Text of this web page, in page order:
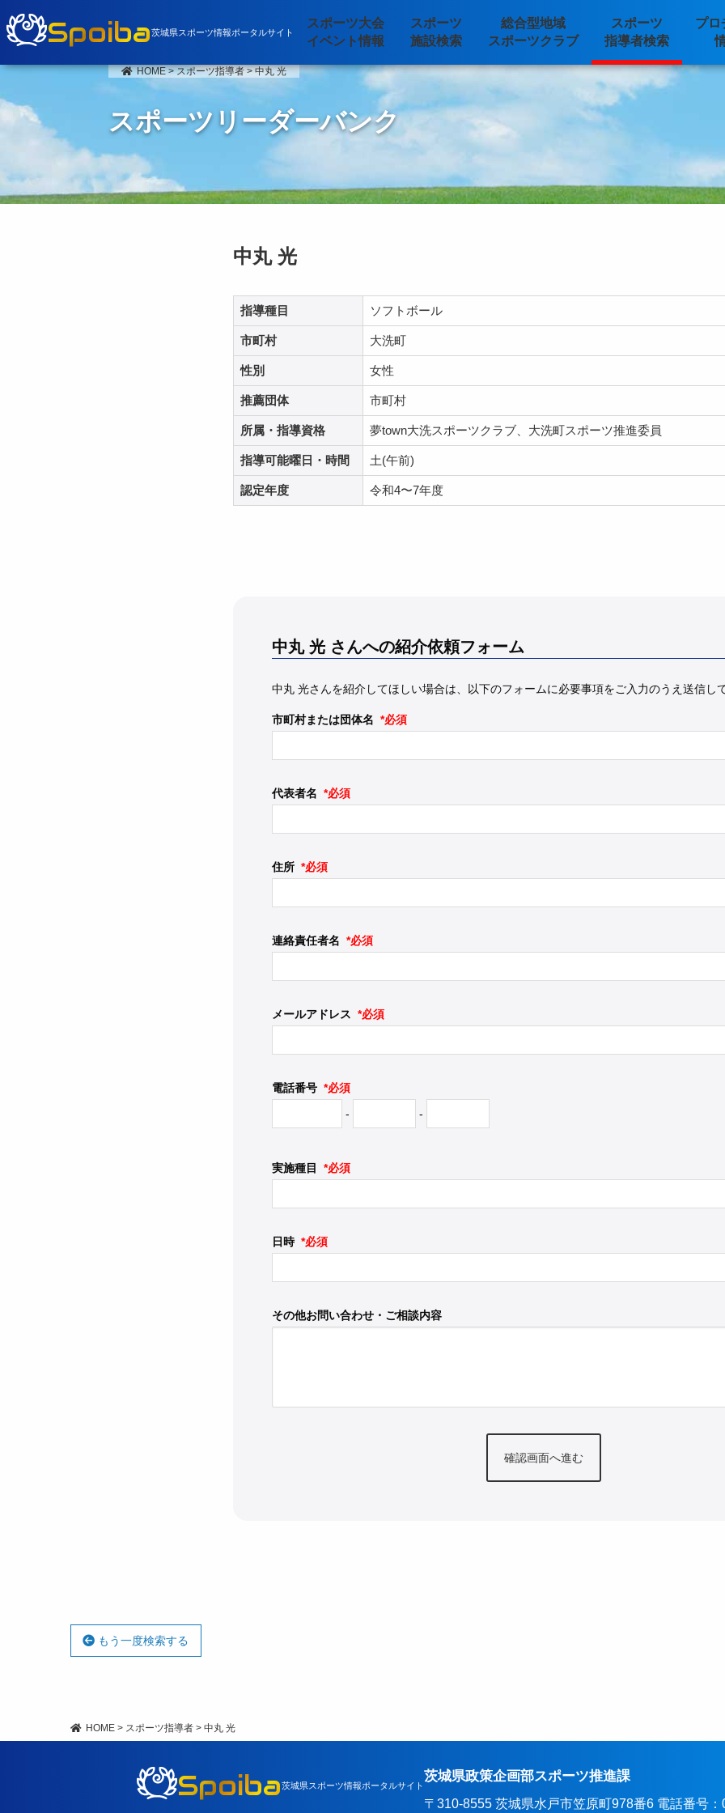
Spoiba茨城県スポーツ情報ポータルサイト
スポーツ大会
イベント情報
スポーツ
施設検索
総合型地域
スポーツクラブ
スポーツ
指導者検索
プロ
HOME>スポーツ指導者>中丸 光
スポーツリーダーバンク
中丸 光
指導種目 ソフトボール
市町村 大洗町
性別 女性
推薦団体 市町村
所属・指導資格 夢town大洗スポーツクラブ、大洗町スポーツ推進委員
指導可能曜日・時間 土(午前)
認定年度 令和4〜7年度
中丸 光 さんへの紹介依頼フォーム
中丸 光さんを紹介してほしい場合は、以下のフォームに必要事項をご入力のうえ送信し
市町村または団体名 *必須
代表者名 *必須
住所 *必須
連絡責任者名 *必須
メールアドレス *必須
電話番号 *必須
-
-
実施種目 *必須
日時 *必須
その他お問い合わせ・ご相談内容
もう一度検索する
HOME > スポーツ指導者 > 中丸 光
Spoiba茨城県スポーツ情報ポータルサイト
茨城県政策企画部スポーツ推進課
〒310-8555 茨城県水戸市笠原町978番6 電話番号